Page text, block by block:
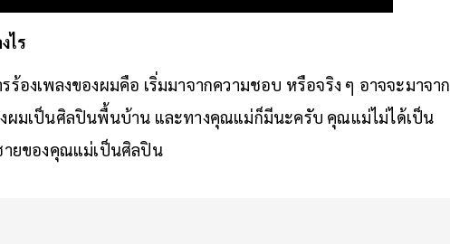
ไร
ร้องเพลงของผมคือ เริ่มมาจากความชอบ หรือจริง ๆ อาจจะมาจาก
งผมเป็นศิลปินพื้นบ้าน และทางคุณแม่ก็มีนะครับ คุณแม่ไม่ได้เป็น
ยของคุณแม่เป็นศิลปิน